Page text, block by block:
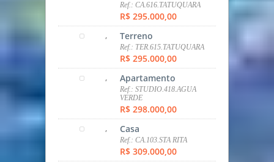
SOBRADO
Ref.: SOB.403.TATUQUARA
R$ 330.000,00
Apartamento
Ref.: AP.MATINHOS.411
R$ 350.000,00
Apartamento
Ref.: AP.448.SANTA CANDIDA
R$ 360.000,00
, Terreno
Ref.: CA.413.PINHEIRINHO
R$ 375.000,00